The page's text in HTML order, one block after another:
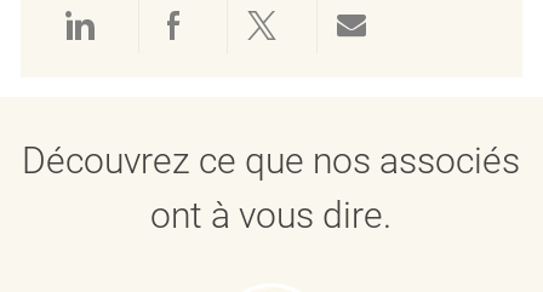
Partager via LinkedIn
Partager via Facebook
Partager via twitter
Découvrez ce que nos associés
ont à vous dire.